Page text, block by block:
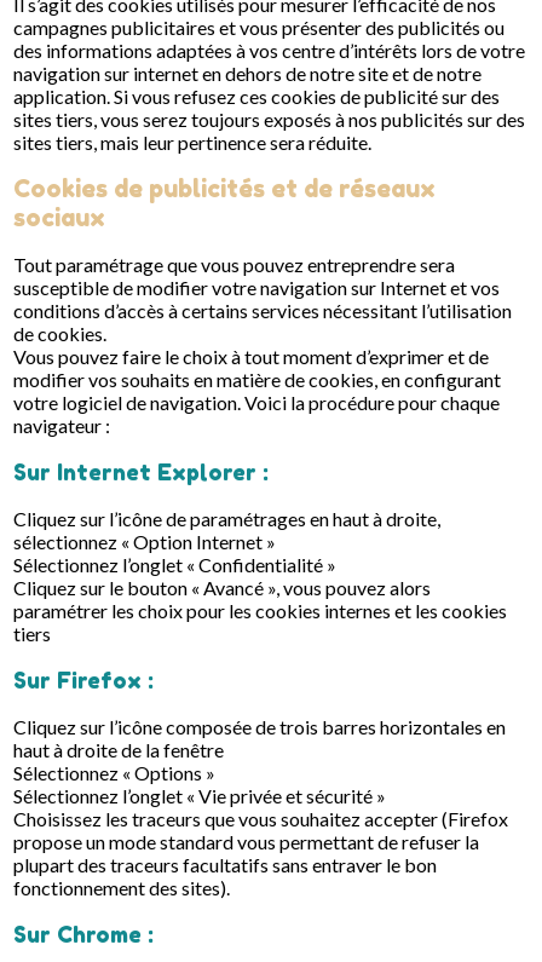
Il s’agit des cookies utilisés pour mesurer l’efficacité de nos
campagnes publicitaires et vous présenter des publicités ou
des informations adaptées à vos centre d’intérêts lors de votre
navigation sur internet en dehors de notre site et de notre
application. Si vous refusez ces cookies de publicité sur des
sites tiers, vous serez toujours exposés à nos publicités sur des
sites tiers, mais leur pertinence sera réduite.
Cookies de publicités et de réseaux
sociaux
Tout paramétrage que vous pouvez entreprendre sera
susceptible de modifier votre navigation sur Internet et vos
conditions d’accès à certains services nécessitant l’utilisation
de cookies.
Vous pouvez faire le choix à tout moment d’exprimer et de
modifier vos souhaits en matière de cookies, en configurant
votre logiciel de navigation. Voici la procédure pour chaque
navigateur :
Sur Internet Explorer :
Cliquez sur l’icône de paramétrages en haut à droite,
sélectionnez « Option Internet »
Sélectionnez l’onglet « Confidentialité »
Cliquez sur le bouton « Avancé », vous pouvez alors
paramétrer les choix pour les cookies internes et les cookies
tiers
Sur Firefox :
Cliquez sur l’icône composée de trois barres horizontales en
haut à droite de la fenêtre
Sélectionnez « Options »
Sélectionnez l’onglet « Vie privée et sécurité »
Choisissez les traceurs que vous souhaitez accepter (Firefox
propose un mode standard vous permettant de refuser la
plupart des traceurs facultatifs sans entraver le bon
fonctionnement des sites).
Sur Chrome :